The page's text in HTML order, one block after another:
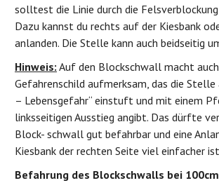
solltest die Linie durch die
Dazu kannst du rechts auf der Kiesbank
anlanden. Die Stelle kann auch beidseitig
Hinweis: Auf den Blockschwall macht
Gefahrenschild aufmerksam, das die Stelle
– Lebensgefahr“ einstuft und mit einem
linksseitigen Ausstieg angibt. Das dürfte
Block- schwall gut befahrbar und eine
Kiesbank der rechten Seite viel einfacher
Befahrung des Blockschwalls bei